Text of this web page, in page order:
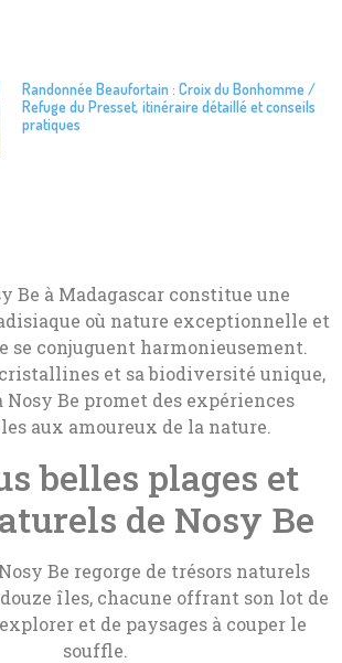
Randonnée Beaufortain : Croix du Bonhomme /
Refuge du Presset, itinéraire détaillé et conseils
pratiques
Be à Madagascar constitue une
où nature exceptionnelle et
se conjuguent harmonieusement.
et sa biodiversité unique,
Nosy Be promet des expériences
aux amoureux de la nature.
belles plages et
de Nosy Be
Be regorge de trésors naturels
îles, chacune offrant son lot de
et de paysages à couper le
souffle.